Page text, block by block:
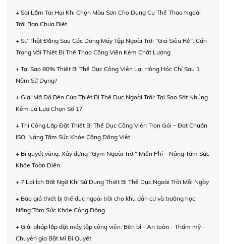
+ Sai Lầm Tai Hại Khi Chọn Màu Sơn Cho Dụng Cụ Thể Thao Ngoài
Trời Bạn Chưa Biết
+ Sự Thật Đằng Sau Các Dòng Máy Tập Ngoài Trời "Giá Siêu Rẻ": Cẩn
Trọng Với Thiết Bị Thể Thao Công Viên Kém Chất Lượng
+ Tại Sao 80% Thiết Bị Thể Dục Công Viên Lại Hỏng Hóc Chỉ Sau 1
Năm Sử Dụng?
+ Giải Mã Độ Bền Của Thiết Bị Thể Dục Ngoài Trời: Tại Sao Sắt Nhúng
Kẽm Là Lựa Chọn Số 1?
+ Thi Công Lắp Đặt Thiết Bị Thể Dục Công Viên Trọn Gói – Đạt Chuẩn
ISO: Nâng Tầm Sức Khỏe Cộng Đồng Việt
+ Bí quyết vàng: Xây dựng "Gym Ngoài Trời" Miễn Phí – Nâng Tầm Sức
Khỏe Toàn Diện
+ 7 Lợi Ích Bất Ngờ Khi Sử Dụng Thiết Bị Thể Dục Ngoài Trời Mỗi Ngày
+ Báo giá thiết bị thể dục ngoài trời cho khu dân cư và trường học:
Nâng Tầm Sức Khỏe Cộng Đồng
+ Giải pháp lắp đặt máy tập công viên: Bền bỉ - An toàn - Thẩm mỹ -
Chuyên gia Bật Mí Bí Quyết